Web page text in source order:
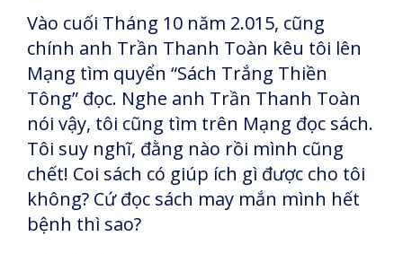
Vào cuối Tháng 10 năm 2.015, cũng
chính anh Trần Thanh Toàn kêu tôi lên
Mạng tìm quyển “Sách Trắng Thiền
Tông” đọc. Nghe anh Trần Thanh Toàn
nói vậy, tôi cũng tìm trên Mạng đọc sách.
Tôi suy nghĩ, đằng nào rồi mình cũng
chết! Coi sách có giúp ích gì được cho tôi
không? Cứ đọc sách may mắn mình hết
bệnh thì sao?